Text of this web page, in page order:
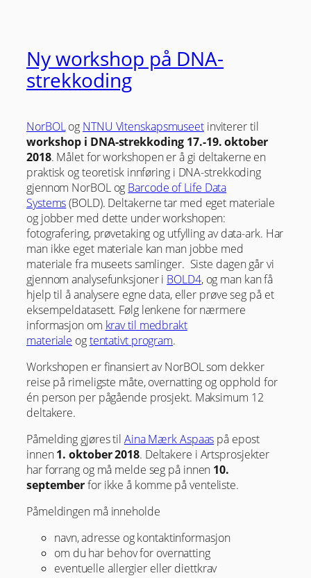
Ny workshop på DNA-
strekkoding
NorBOLog NTNU Vitenskapsmuseetinviterer til
workshop i DNA-strekkoding 17.-19. oktober
2018. Målet for workshopen er å gi deltakerne en
praktisk og teoretisk innføring i DNA-strekkoding
gjennom NorBOL og Barcode of Life Data
Systems(BOLD). Deltakerne tar med eget materiale
og jobber med dette under workshopen:
fotografering, prøvetaking og utfylling av data-ark. Har
man ikke eget materiale kan man jobbe med
materiale fra museets samlinger. Siste dagen går vi
gjennom analysefunksjoner i BOLD4, og man kan få
hjelp til å analysere egne data, eller prøve seg på et
eksempeldatasett. Følg lenkene for nærmere
informasjon om krav til medbrakt
materiale ogtentativt program.
Workshopen er finansiert av NorBOL som dekker
reise på rimeligste måte, overnatting og opphold for
én person per pågående prosjekt. Maksimum 12
deltakere.
Påmelding gjøres til Aina Mærk Aspaas på epost
innen1. oktober 2018. Deltakere i Artsprosjekter
har forrang og må melde seg på innen 10.
septemberfor ikke å komme på venteliste.
Påmeldingen må inneholde
navn, adresse og kontaktinformasjon
om du har behov for overnatting
eventuelle allergier eller diettkrav